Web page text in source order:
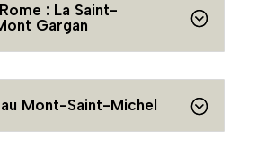
: La Saint-
Gargan
Mont-Saint-Michel